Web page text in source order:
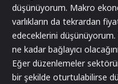
düşünüyorum. Makro
varlıkların da tekrardan
edeceklerini
ne kadar bağlayıcı
Eğer düzenlemeler
bir şekilde oturtulabilirse